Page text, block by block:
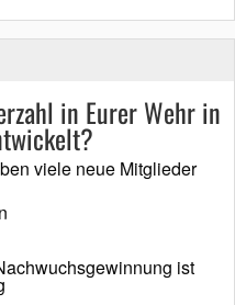
in Eurer Wehr in
viele neue Mitglieder
ist